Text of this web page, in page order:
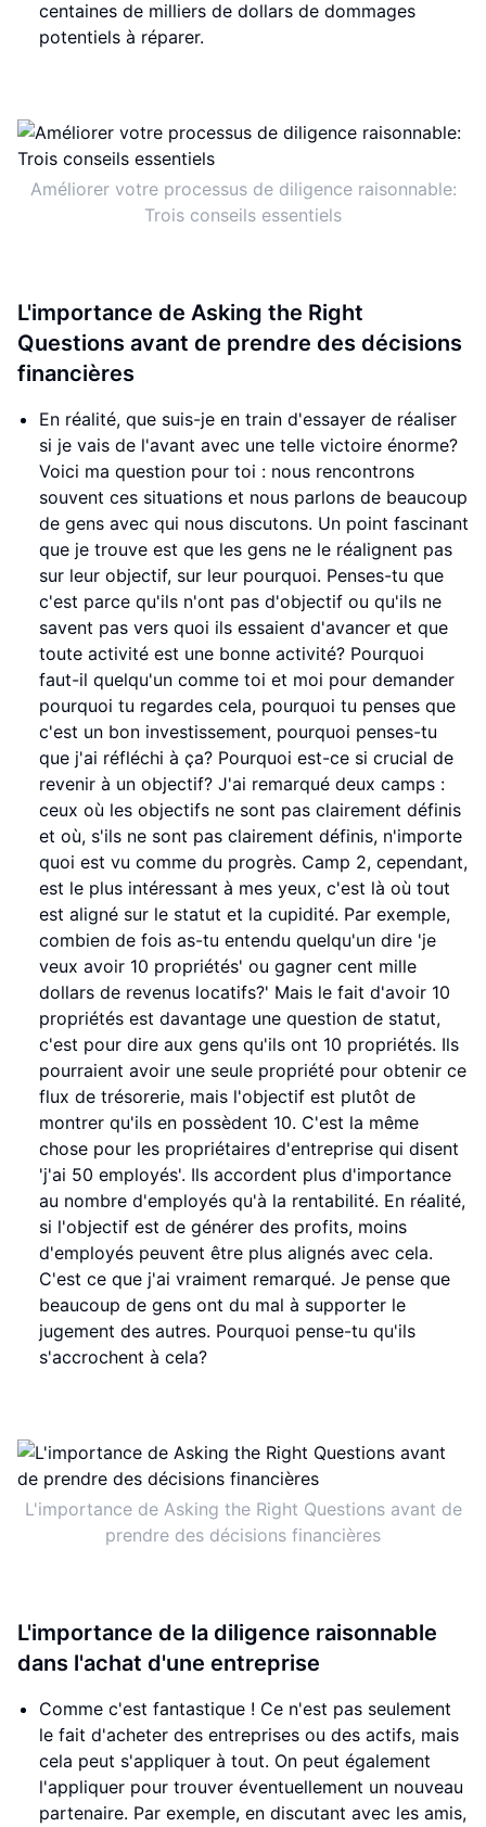
centaines de milliers de dollars de dommages
potentiels à réparer.
Améliorer votre processus de diligence raisonnable:
Trois conseils essentiels
L'importance de Asking the Right
Questions avant de prendre des décisions
financières
En réalité, que suis-je en train d'essayer de réaliser
si je vais de l'avant avec une telle victoire énorme?
Voici ma question pour toi : nous rencontrons
souvent ces situations et nous parlons de beaucoup
de gens avec qui nous discutons. Un point fascinant
que je trouve est que les gens ne le réalignent pas
sur leur objectif, sur leur pourquoi. Penses-tu que
c'est parce qu'ils n'ont pas d'objectif ou qu'ils ne
savent pas vers quoi ils essaient d'avancer et que
toute activité est une bonne activité? Pourquoi
faut-il quelqu'un comme toi et moi pour demander
pourquoi tu regardes cela, pourquoi tu penses que
c'est un bon investissement, pourquoi penses-tu
que j'ai réfléchi à ça? Pourquoi est-ce si crucial de
revenir à un objectif? J'ai remarqué deux camps :
ceux où les objectifs ne sont pas clairement définis
et où, s'ils ne sont pas clairement définis, n'importe
quoi est vu comme du progrès. Camp 2, cependant,
est le plus intéressant à mes yeux, c'est là où tout
est aligné sur le statut et la cupidité. Par exemple,
combien de fois as-tu entendu quelqu'un dire 'je
veux avoir 10 propriétés' ou gagner cent mille
dollars de revenus locatifs?' Mais le fait d'avoir 10
propriétés est davantage une question de statut,
c'est pour dire aux gens qu'ils ont 10 propriétés. Ils
pourraient avoir une seule propriété pour obtenir ce
flux de trésorerie, mais l'objectif est plutôt de
montrer qu'ils en possèdent 10. C'est la même
chose pour les propriétaires d'entreprise qui disent
'j'ai 50 employés'. Ils accordent plus d'importance
au nombre d'employés qu'à la rentabilité. En réalité,
si l'objectif est de générer des profits, moins
d'employés peuvent être plus alignés avec cela.
C'est ce que j'ai vraiment remarqué. Je pense que
beaucoup de gens ont du mal à supporter le
jugement des autres. Pourquoi pense-tu qu'ils
s'accrochent à cela?
L'importance de Asking the Right Questions avant de
prendre des décisions financières
L'importance de la diligence raisonnable
dans l'achat d'une entreprise
Comme c'est fantastique ! Ce n'est pas seulement
le fait d'acheter des entreprises ou des actifs, mais
cela peut s'appliquer à tout. On peut également
l'appliquer pour trouver éventuellement un nouveau
partenaire. Par exemple, en discutant avec les amis,